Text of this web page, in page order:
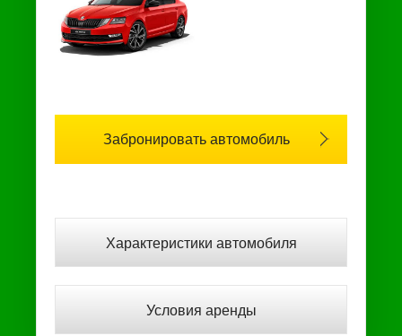
Забронировать автомобиль
Характеристики автомобиля
Условия аренды